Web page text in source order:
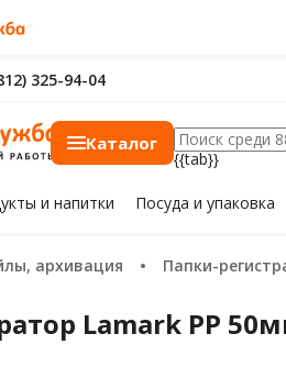
325-94-04
Каталог
{{tab}}
и напитки Посуда и упаковка
архивация Папки-
Lamark PP